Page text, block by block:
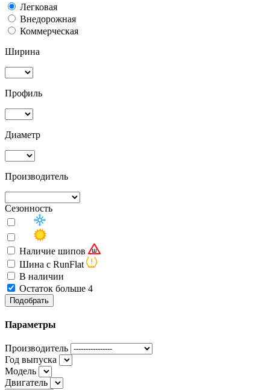
Легковая
Внедорожная
Коммерческая
Ширина
Профиль
Диаметр
Производитель
Сезонность
Наличие шипов
Шина с RunFlat
В наличии
Остаток больше 4
Подобрать
Параметры
Производитель
Год выпуска
Модель
Двигатель